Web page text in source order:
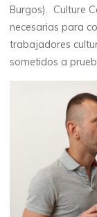
Burgos). Culture
necesarias para
trabajadores
sometidos a